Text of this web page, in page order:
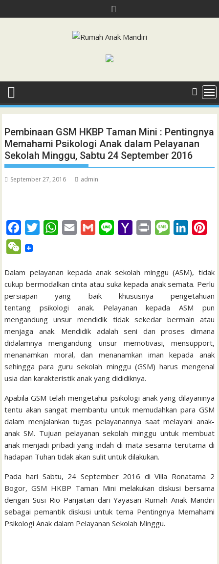
to
Pembinaan GSM HKBP Taman Mini : Pentingnya
Memahami Psikologi Anak dalam Pelayanan
Sekolah Minggu, Sabtu 24 September 2016
September 27, 2016 admin
a
e
b
o
o
k
t
t
r
W
t
s
A
p
p
i
l
G
i
l
e
o
o
M
a
i
l
n
t
M
s
a
g
e
k
e
d
I
n
t
e
r
e
s
t
W
C
a
t
Dalam pelayanan kepada anak sekolah minggu (ASM), tidak
cukup bermodalkan cinta atau suka kepada anak semata. Perlu
persiapan yang baik khususnya pengetahuan
tentang psikologi anak. Pelayanan kepada ASM pun
mengandung unsur mendidik tidak sekedar bermain atau
menjaga anak. Mendidik adalah seni dan proses dimana
didalamnya mengandung unsur memotivasi, mensupport,
menanamkan moral, dan menanamkan iman kepada anak
sehingga para guru sekolah minggu (GSM) harus mengenal
usia dan karakteristik anak yang dididiknya.
Apabila GSM telah mengetahui psikologi anak yang dilayaninya
tentu akan sangat membantu untuk memudahkan para GSM
dalam menjalankan tugas pelayanannya saat melayani anak-
anak SM. Tujuan pelayanan sekolah minggu untuk membuat
anak menjadi pribadi yang indah di mata sesama terutama di
hadapan Tuhan tidak akan sulit untuk dilakukan.
Pada hari Sabtu, 24 September 2016 di Villa Ronatama 2
Bogor, GSM HKBP Taman Mini melakukan diskusi bersama
dengan Susi Rio Panjaitan dari Yayasan Rumah Anak Mandiri
sebagai pemantik diskusi untuk tema Pentingnya Memahami
Psikologi Anak dalam Pelayanan Sekolah Minggu.